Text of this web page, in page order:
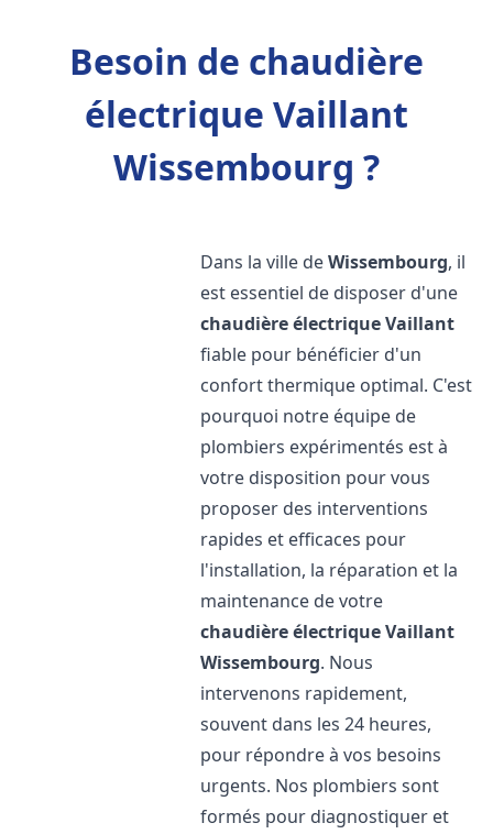
Besoin de chaudière
électrique Vaillant
Wissembourg ?
Dans la ville deWissembourg, il
est essentiel de disposer d'une
chaudière électrique Vaillant
fiable pour bénéficier d'un
confort thermique optimal. C'est
pourquoi notre équipe de
plombiers expérimentés est à
votre disposition pour vous
proposer des interventions
rapides et efficaces pour
l'installation, la réparation et la
maintenance de votre
chaudière électrique Vaillant
Wissembourg. Nous
intervenons rapidement,
souvent dans les 24 heures,
pour répondre à vos besoins
urgents. Nos plombiers sont
formés pour diagnostiquer et